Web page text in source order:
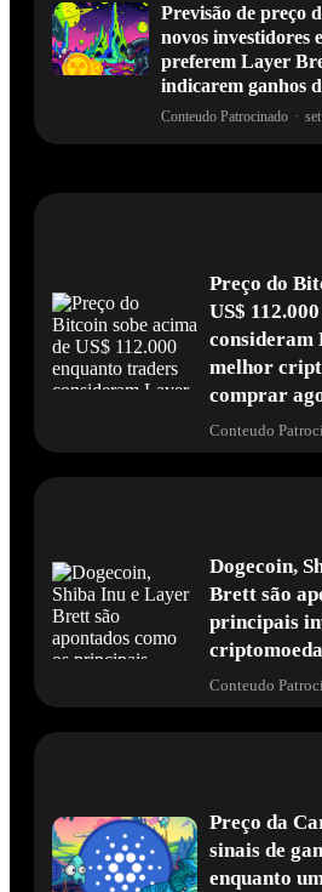
Previsão de preço
novos investidores
preferem Layer
indicarem ganhos
Conteudo Patrocinado ·
Preço do
US$
consideram
melhor
comprar
Conteudo
Dogecoin,
Brett são
principais
Conteudo
Preço da
sinais de
enquanto